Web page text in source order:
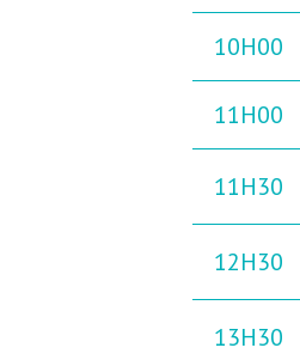
10H00
11H00
11H30
12H30
13H30